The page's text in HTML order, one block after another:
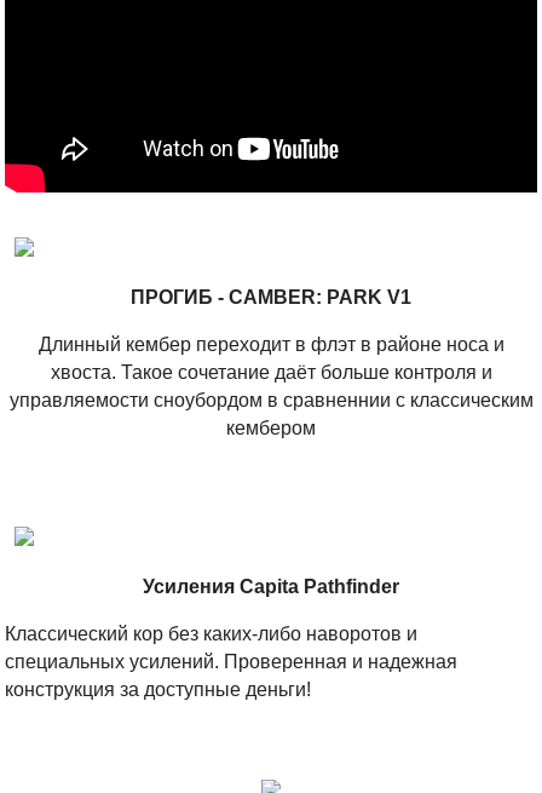
ПРОГИБ - CAMBER: PARK V1
Длинный кембер переходит в флэт в районе носа и
хвоста. Такое сочетание даёт больше контроля и
управляемости сноубордом в сравненнии с классическим
кембером
Усиления Capita Pathfinder
Классический кор без каких-либо наворотов и
специальных усилений. Проверенная и надежная
конструкция за доступные деньги!